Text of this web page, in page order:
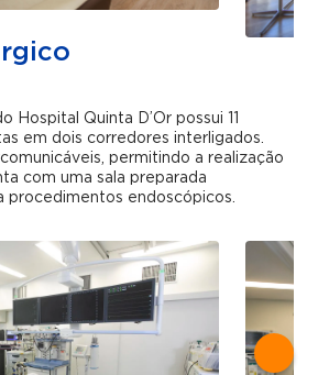
Hospital Quinta D’Or possui 11
em dois corredores interligados.
permitindo a realização
com uma sala preparada
procedimentos endoscópicos.